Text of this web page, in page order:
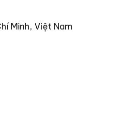
Minh, Việt Nam